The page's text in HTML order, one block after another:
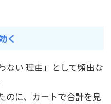
く
ない 理由」として頻出な
のに、カートで合計を見